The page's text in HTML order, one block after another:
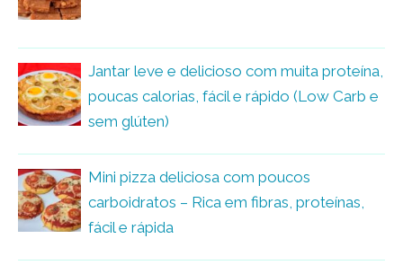
Jantar leve e delicioso com muita proteína,
poucas calorias, fácil e rápido (Low Carb e
sem glúten)
Mini pizza deliciosa com poucos
carboidratos – Rica em fibras, proteínas,
fácil e rápida